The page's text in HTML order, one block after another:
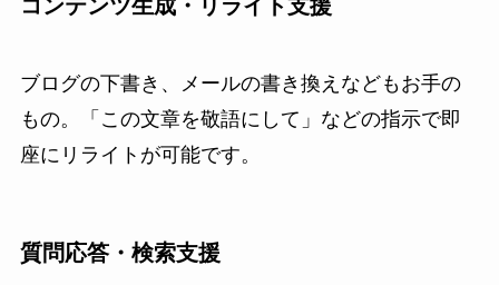
コンテンツ生成・リライト支援
ブログの下書き、メールの書き換えなどもお手の
もの。「この文章を敬語にして」などの指示で即
座にリライトが可能です。
質問応答・検索支援